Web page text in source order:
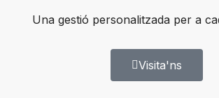
Una gestió personalitzada per a
Visita'ns